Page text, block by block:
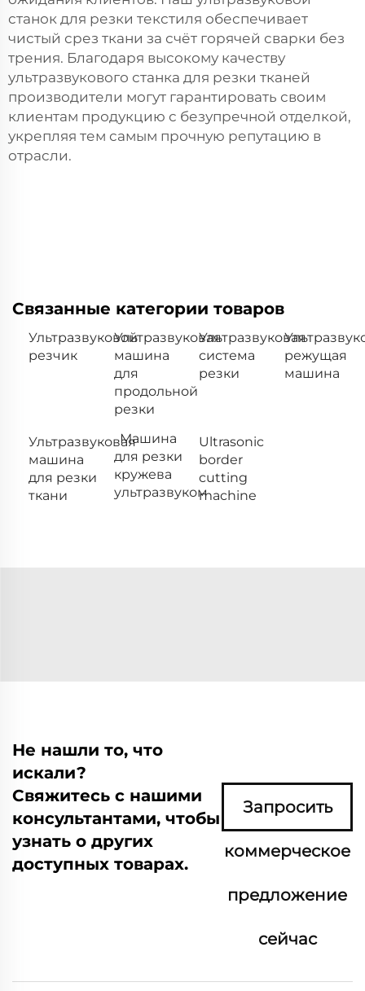
станок для резки текстиля обеспечивает
чистый срез ткани за счёт горячей сварки без
трения. Благодаря высокому качеству
ультразвукового станка для резки тканей
производители могут гарантировать своим
клиентам продукцию с безупречной отделкой,
укрепляя тем самым прочную репутацию в
отрасли.
Связанные категории товаров
Ультразвуковой
резчик
Ультразвуковая
машина
для
продольной
резки
Ультразвуковая
система
резки
режущая
машина
Ультразвуковая
машина
для резки
ткани
Машина
для резки
кружева
ультразвуком
Ultrasonic
border
cutting
machine
Не нашли то, что
искали?
Свяжитесь с нашими
консультантами, чтобы
узнать о других
доступных товарах.
Запросить
коммерческое
предложение
сейчас